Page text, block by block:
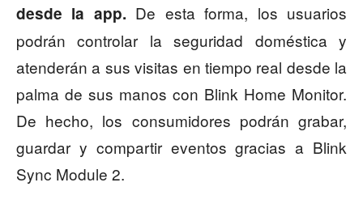
desde la app. De esta forma, los usuarios
podrán controlar la seguridad doméstica y
atenderán a sus visitas en tiempo real desde la
palma de sus manos con Blink Home Monitor.
De hecho, los consumidores podrán grabar,
guardar y compartir eventos gracias a Blink
Sync Module 2.